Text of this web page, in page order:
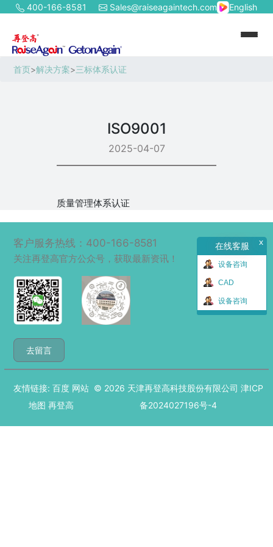
在线客服 x
设备咨询
CAD
设备咨询
400-166-8581 Sales@raiseagaintech.com English
首页>解决方案>三标体系认证
ISO9001
2025-04-07
质量管理体系认证
客户服务热线：400-166-8581
关注再登高官方公众号，获取最新资讯！
去留言
友情链接: 百度 网站
地图 再登高
© 2026 天津再登高科技股份有限公司 津ICP
备2024027196号-4